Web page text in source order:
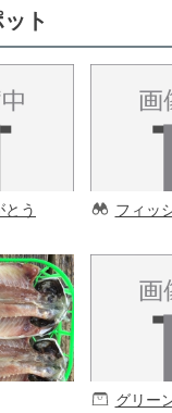
ト
う フィッ
グリー